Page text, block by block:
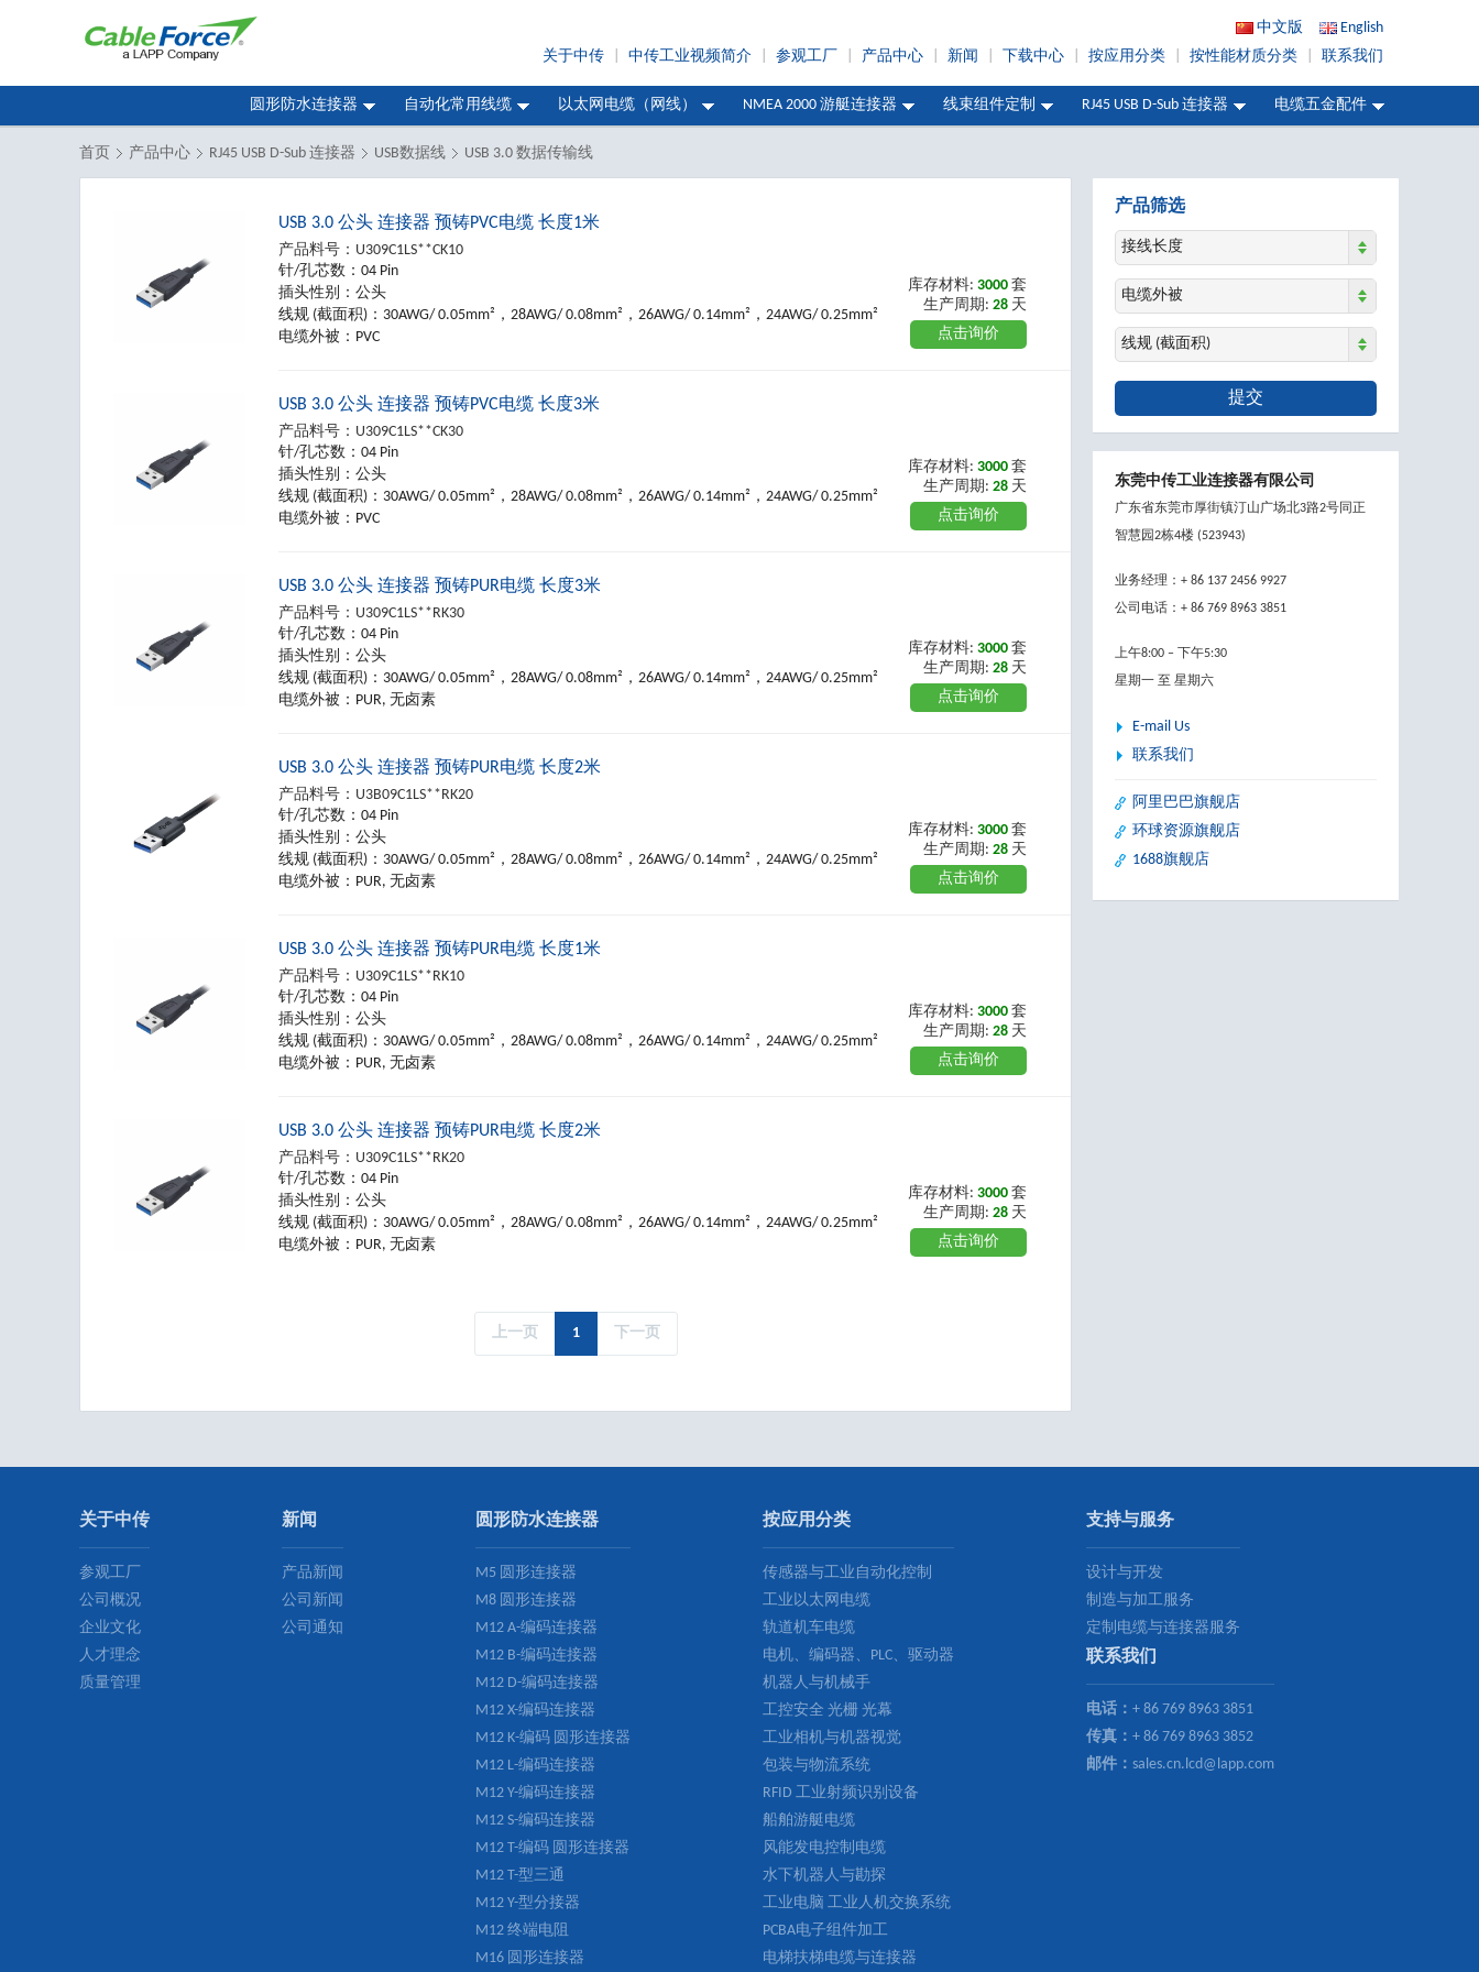
中文版
English
关于中传
中传工业视频简介 参观工厂 产品中心 新闻 下载中心 按应用分类 按性能材质分类 联系我们
圆形防水连接器 自动化常用线缆 以太网电缆（网线） NMEA 2000 游艇连接器 线束组件定制 RJ45 USB D-Sub 连接器 电缆五金配件
首页 产品中心 RJ45 USB D-Sub 连接器 USB数据线 USB 3.0 数据传输线
USB 3.0 公头 连接器 预铸PVC电缆 长度1米
产品料号： U309C1LS**CK10
针/孔芯数： 04 Pin
插头性别： 公头
线规 (截面积)： 30AWG/ 0.05mm²，28AWG/ 0.08mm²，26AWG/ 0.14mm²，24AWG/ 0.25mm²
电缆外被： PVC
库存材料: 3000 套
生产周期: 28 天
点击询价
USB 3.0 公头 连接器 预铸PVC电缆 长度3米
产品料号： U309C1LS**CK30
针/孔芯数： 04 Pin
插头性别： 公头
线规 (截面积)： 30AWG/ 0.05mm²，28AWG/ 0.08mm²，26AWG/ 0.14mm²，24AWG/ 0.25mm²
电缆外被： PVC
库存材料: 3000 套
生产周期: 28 天
点击询价
USB 3.0 公头 连接器 预铸PUR电缆 长度3米
产品料号： U309C1LS**RK30
针/孔芯数： 04 Pin
插头性别： 公头
线规 (截面积)： 30AWG/ 0.05mm²，28AWG/ 0.08mm²，26AWG/ 0.14mm²，24AWG/ 0.25mm²
电缆外被： PUR, 无卤素
库存材料: 3000 套
生产周期: 28 天
点击询价
USB 3.0 公头 连接器 预铸PUR电缆 长度2米
产品料号： U3B09C1LS**RK20
针/孔芯数： 04 Pin
插头性别： 公头
线规 (截面积)： 30AWG/ 0.05mm²，28AWG/ 0.08mm²，26AWG/ 0.14mm²，24AWG/ 0.25mm²
电缆外被： PUR, 无卤素
库存材料: 3000 套
生产周期: 28 天
点击询价
USB 3.0 公头 连接器 预铸PUR电缆 长度1米
产品料号： U309C1LS**RK10
针/孔芯数： 04 Pin
插头性别： 公头
线规 (截面积)： 30AWG/ 0.05mm²，28AWG/ 0.08mm²，26AWG/ 0.14mm²，24AWG/ 0.25mm²
电缆外被： PUR, 无卤素
库存材料: 3000 套
生产周期: 28 天
点击询价
USB 3.0 公头 连接器 预铸PUR电缆 长度2米
产品料号： U309C1LS**RK20
针/孔芯数： 04 Pin
插头性别： 公头
线规 (截面积)： 30AWG/ 0.05mm²，28AWG/ 0.08mm²，26AWG/ 0.14mm²，24AWG/ 0.25mm²
电缆外被： PUR, 无卤素
库存材料: 3000 套
生产周期: 28 天
点击询价
上一页 1 下一页
产品筛选
接线长度
电缆外被
线规 (截面积)
提交
东莞中传工业连接器有限公司
广东省东莞市厚街镇汀山广场北3路2号同正
智慧园2栋4楼 (523943)
业务经理：+ 86 137 2456 9927
公司电话：+ 86 769 8963 3851
上午8:00 – 下午5:30
星期一 至 星期六
E-mail Us
联系我们
阿里巴巴旗舰店
环球资源旗舰店
1688旗舰店
关于中传
参观工厂
公司概况
企业文化
人才理念
质量管理
新闻
产品新闻
公司新闻
公司通知
圆形防水连接器
M5 圆形连接器
M8 圆形连接器
M12 A-编码连接器
M12 B-编码连接器
M12 D-编码连接器
M12 X-编码连接器
M12 K-编码 圆形连接器
M12 L-编码连接器
M12 Y-编码连接器
M12 S-编码连接器
M12 T-编码 圆形连接器
M12 T-型三通
M12 Y-型分接器
M12 终端电阻
M16 圆形连接器
按应用分类
传感器与工业自动化控制
工业以太网电缆
轨道机车电缆
电机、编码器、PLC、驱动器
机器人与机械手
工控安全 光栅 光幕
工业相机与机器视觉
包装与物流系统
RFID 工业射频识别设备
船舶游艇电缆
风能发电控制电缆
水下机器人与勘探
工业电脑 工业人机交换系统
PCBA电子组件加工
电梯扶梯电缆与连接器
支持与服务
设计与开发
制造与加工服务
定制电缆与连接器服务
联系我们
电话： + 86 769 8963 3851
传真： + 86 769 8963 3852
邮件： sales.cn.lcd@lapp.com